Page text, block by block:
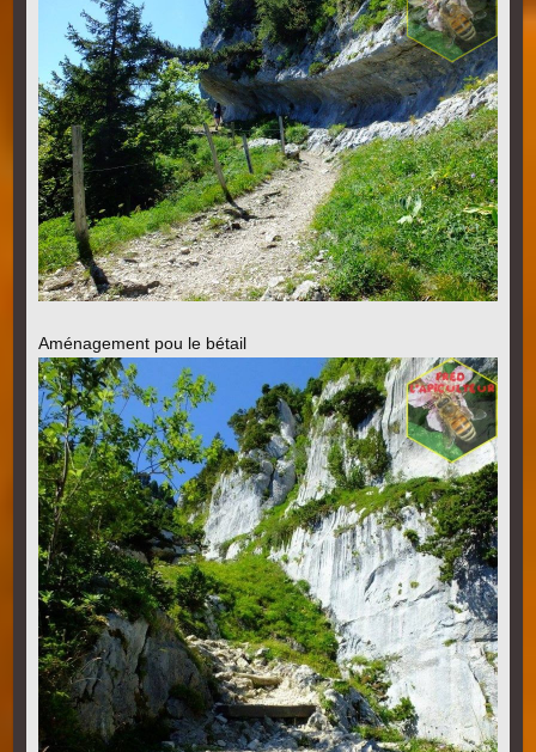
Aménagement pou le bétail